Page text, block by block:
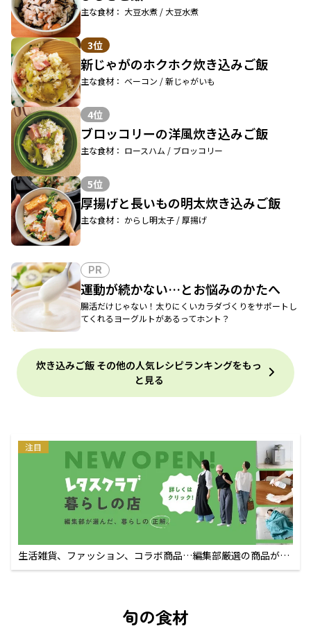
主な食材： 大豆水煮 / 大豆水煮
3位
新じゃがのホクホク炊き込みご飯
主な食材： ベーコン / 新じゃがいも
4位
ブロッコリーの洋風炊き込みご飯
主な食材： ロースハム / ブロッコリー
5位
厚揚げと長いもの明太炊き込みご飯
主な食材： からし明太子 / 厚揚げ
PR
運動が続かない…とお悩みのかたへ
腸活だけじゃない！太りにくいカラダづくりをサポートし
てくれるヨーグルトがあるってホント？
炊き込みご飯 その他の人気レシピランキングをもっ
と見る
注目
生活雑貨、ファッション、コラボ商品…編集部厳選の商品が買
えるECサイト
旬の食材